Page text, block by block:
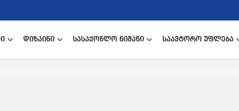
ᲓᲘᲖᲐᲘᲜᲘ ᲡᲐᲡᲐᲥᲝᲜᲚᲝ ᲜᲘᲨᲐᲜᲘ ᲡᲐᲐᲕᲢᲝᲠᲝ ᲣᲤᲚᲔᲑᲐ